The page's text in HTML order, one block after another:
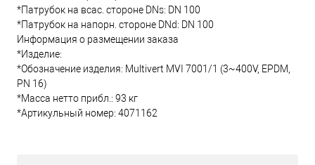
*Патрубок на всас. стороне DNs: DN 100
*Патрубок на напорн. стороне DNd: DN 100
Информация о размещении заказа
*Изделие:
*Обозначение изделия: Multivert MVI 7001/1 (3~400V, EPDM,
PN 16)
*Масса нетто прибл.: 93 кг
*Артикульный номер: 4071162